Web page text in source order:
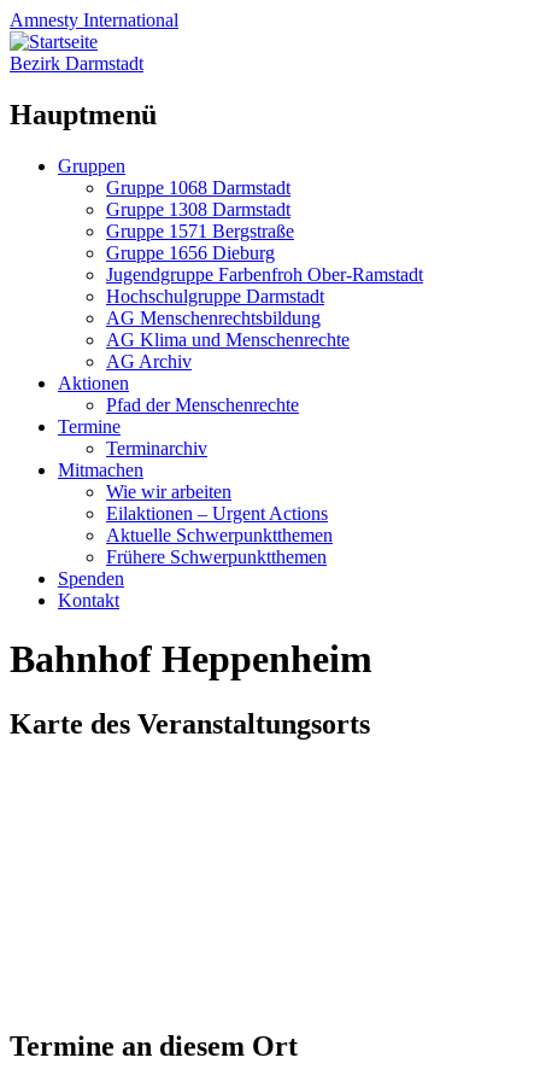
Amnesty International
Bezirk Darmstadt
Hauptmenü
Zum
Gruppen
Gruppe 1068 Darmstadt
Gruppe 1308 Darmstadt
Gruppe 1571 Bergstraße
Gruppe 1656 Dieburg
Jugendgruppe Farbenfroh Ober-Ramstadt
Hochschulgruppe Darmstadt
AG Menschenrechtsbildung
AG Klima und Menschenrechte
AG Archiv
Aktionen
Pfad der Menschenrechte
Termine
Terminarchiv
Mitmachen
Wie wir arbeiten
Eilaktionen – Urgent Actions
Aktuelle Schwerpunktthemen
Frühere Schwerpunktthemen
Spenden
Kontakt
Bahnhof Heppenheim
Karte des Veranstaltungsorts
Termine an diesem Ort